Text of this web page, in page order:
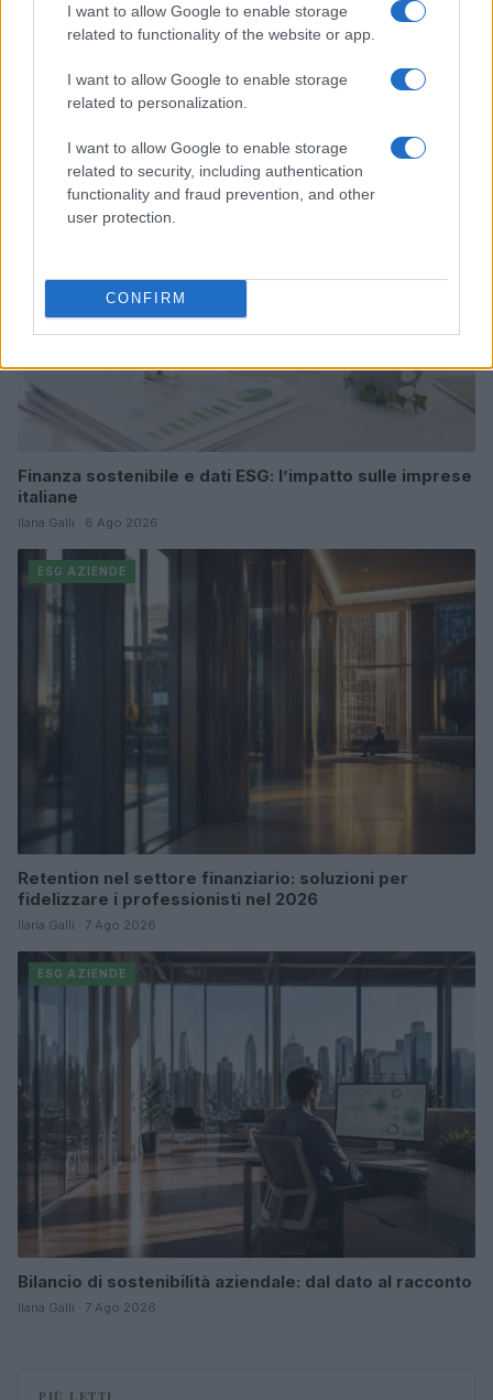
I want to allow Google to enable storage
related to functionality of the website or app.
I want to allow Google to enable storage
related to personalization.
I want to allow Google to enable storage
related to security, including authentication
functionality and fraud prevention, and other
user protection.
CONFIRM
Continua a leggere
ESG AZIENDE
Finanza sostenibile e dati ESG: l’impatto sulle imprese
italiane
Ilaria Galli · 8 Ago 2026
ESG AZIENDE
Retention nel settore finanziario: soluzioni per
fidelizzare i professionisti nel 2026
Ilaria Galli · 7 Ago 2026
ESG AZIENDE
Bilancio di sostenibilità aziendale: dal dato al racconto
Ilaria Galli · 7 Ago 2026
PIÙ LETTI